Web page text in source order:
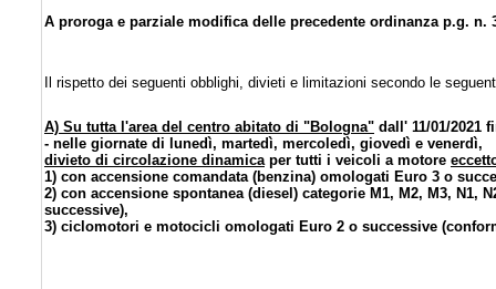
A proroga e parziale modifica delle precedente ordinanza p.g. n.
Il rispetto dei seguenti obblighi, divieti e limitazioni secondo le
A) Su tutta l'area del centro abitato di "Bologna" dall' 11/01/2021
- nelle giornate di lunedì, martedì, mercoledì, giovedì e venerdì,
divieto di circolazione dinamicaper tutti i veicoli a motore
1) con accensione comandata (benzina) omologati Euro 3 o
2) con accensione spontanea (diesel) categorie M1, M2, M3, N1,
successive),
3) ciclomotori e motocicli omologati Euro 2 o successive